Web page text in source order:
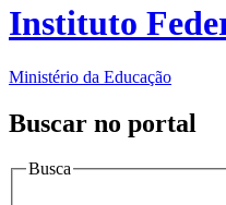
Instituto
Ministério da Educação
Buscar no portal
Busca